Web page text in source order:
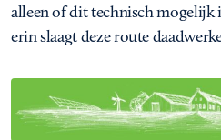
alleen of dit technisch mogelijk
erin slaagt deze route